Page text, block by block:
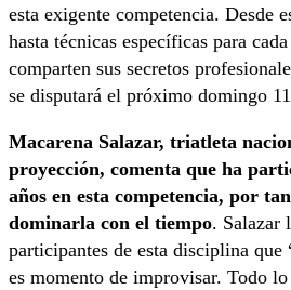
esta exigente competencia. Desde
hasta técnicas específicas para
comparten sus secretos
se disputará el próximo domingo
Macarena Salazar, triatleta
proyección, comenta que ha
años en esta competencia, por
dominarla con el tiempo. Salazar
participantes de esta disciplina que
es momento de improvisar. Todo lo